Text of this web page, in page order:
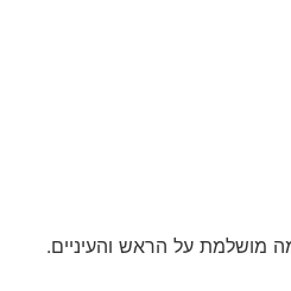
מושלמת על הראש והעיניים.